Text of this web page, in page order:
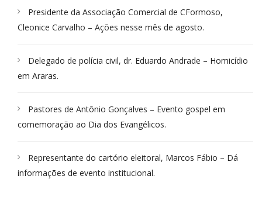
Presidente da Associação Comercial de CFormoso,
Cleonice Carvalho – Ações nesse mês de agosto.
Delegado de polícia civil, dr. Eduardo Andrade – Homicídio
em Araras.
Pastores de Antônio Gonçalves – Evento gospel em
comemoração ao Dia dos Evangélicos.
Representante do cartório eleitoral, Marcos Fábio – Dá
informações de evento institucional.